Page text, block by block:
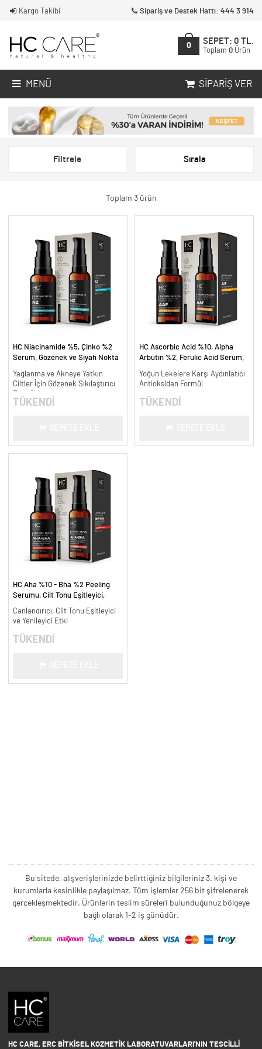
Kargo Takibi Sipariş ve Destek Hattı: 444 3 914
0
SEPET: 0 TL.
Toplam 0 Ürün
MENÜ SIPARIŞ VER
Filtrele Sırala
Toplam 3 ürün
HC Niacinamide %5, Çinko %2
Serum, Gözenek ve Siyah Nokta
30 ml.
Yağlanma ve Akneye Yatkın
Ciltler İçin Gözenek Sıkılaştırıcı
Formül
TÜKENDİ
HC Ascorbic Acid %10, Alpha
Arbutin %2, Ferulic Acid Serum,
ml.
Yoğun Lekelere Karşı Aydınlatıcı
Antioksidan Formül
TÜKENDİ
HC Aha %10 - Bha %2 Peeling
Serumu, Cilt Tonu Eşitleyici,
Canlandırıcı, Cilt Tonu Eşitleyici
ve Yenileyici Etki
TÜKENDİ
Bu sitede, alışverişlerinizde belirttiğiniz bilgileriniz 3. kişi ve
kurumlarla kesinlikle paylaşılmaz. Tüm işlemler 256 bit şifrelenerek
gerçekleşmektedir. Ürünlerin teslim süreleri bulunduğunuz bölgeye
bağlı olarak 1-2 iş günüdür.
HC CARE, ERC BITKISEL KOZMETIK LABORATUVARLARI'NIN TESCILLI